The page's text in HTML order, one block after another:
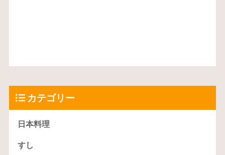
カテゴリー
日本料理
すし